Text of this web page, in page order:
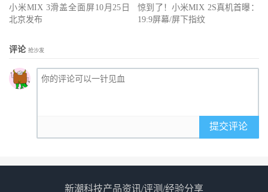
小米MIX 3滑盖全面屏10月25日
北京发布
惊到了！小米MIX 2S真机首曝：
19:9屏幕/屏下指纹
评论 抢沙发
提交评论
新潮科技产品资讯/评测/经验分享